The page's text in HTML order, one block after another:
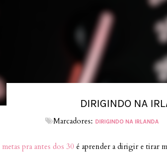
DIRIGINDO NA
Marcadores: DIRIGINDO NA IRLANDA
metas pra antes dos 30 é aprender a dirigir e tirar